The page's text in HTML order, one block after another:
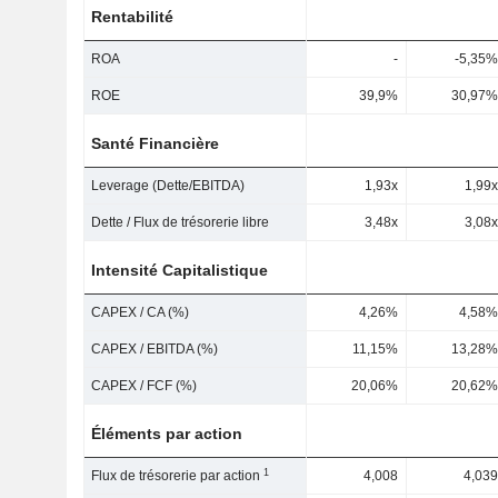
Rentabilité
ROA - -5,35%
ROE 39,9% 30,97%
Santé Financière
Leverage (Dette/EBITDA) 1,93x 1,99x
Dette / Flux de trésorerie libre 3,48x 3,08x
Intensité Capitalistique
CAPEX / CA (%) 4,26% 4,58%
CAPEX / EBITDA (%) 11,15% 13,28%
CAPEX / FCF (%) 20,06% 20,62%
Éléments par action
Flux de trésorerie par action1 4,008 4,039